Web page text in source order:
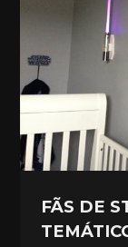
FÃS DE